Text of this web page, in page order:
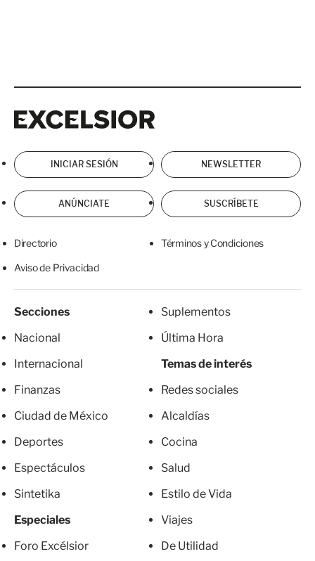
INICIAR SESIÓN NEWSLETTER
ANÚNCIATE SUSCRÍBETE
Directorio Términos y Condiciones
Aviso de Privacidad
Secciones
Nacional
Internacional
Finanzas
Ciudad de México
Deportes
Espectáculos
Sintetika
Especiales
Foro Excélsior
Suplementos
Última Hora
Temas de interés
Redes sociales
Alcaldías
Cocina
Salud
Estilo de Vida
Viajes
De Utilidad